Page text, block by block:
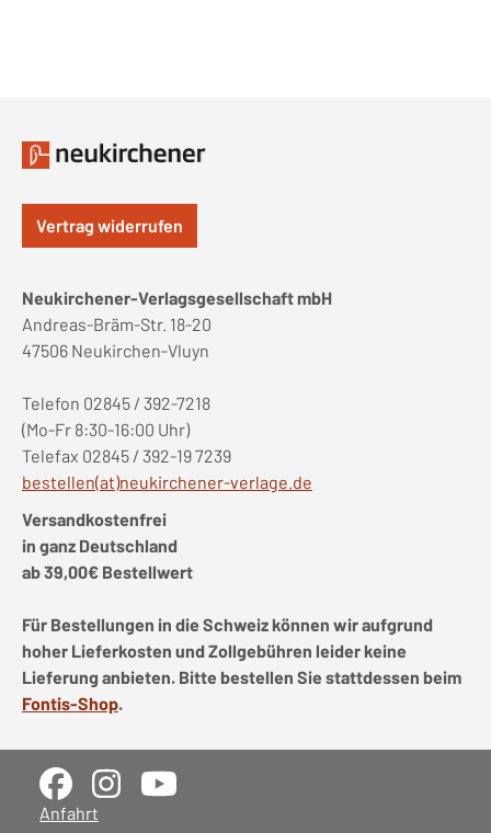
Vertrag widerrufen
Neukirchener-Verlagsgesellschaft mbH
Andreas-Bräm-Str. 18-20
47506 Neukirchen-Vluyn
Telefon 02845 / 392-7218
(Mo-Fr 8:30-16:00 Uhr)
Telefax 02845 / 392-19 7239
bestellen(at)neukirchener-verlage.de
Versandkostenfrei
in ganz Deutschland
ab 39,00€ Bestellwert
Für Bestellungen in die Schweiz können wir aufgrund
hoher Lieferkosten und Zollgebühren leider keine
Lieferung anbieten. Bitte bestellen Sie stattdessen beim
Fontis-Shop.
Anfahrt